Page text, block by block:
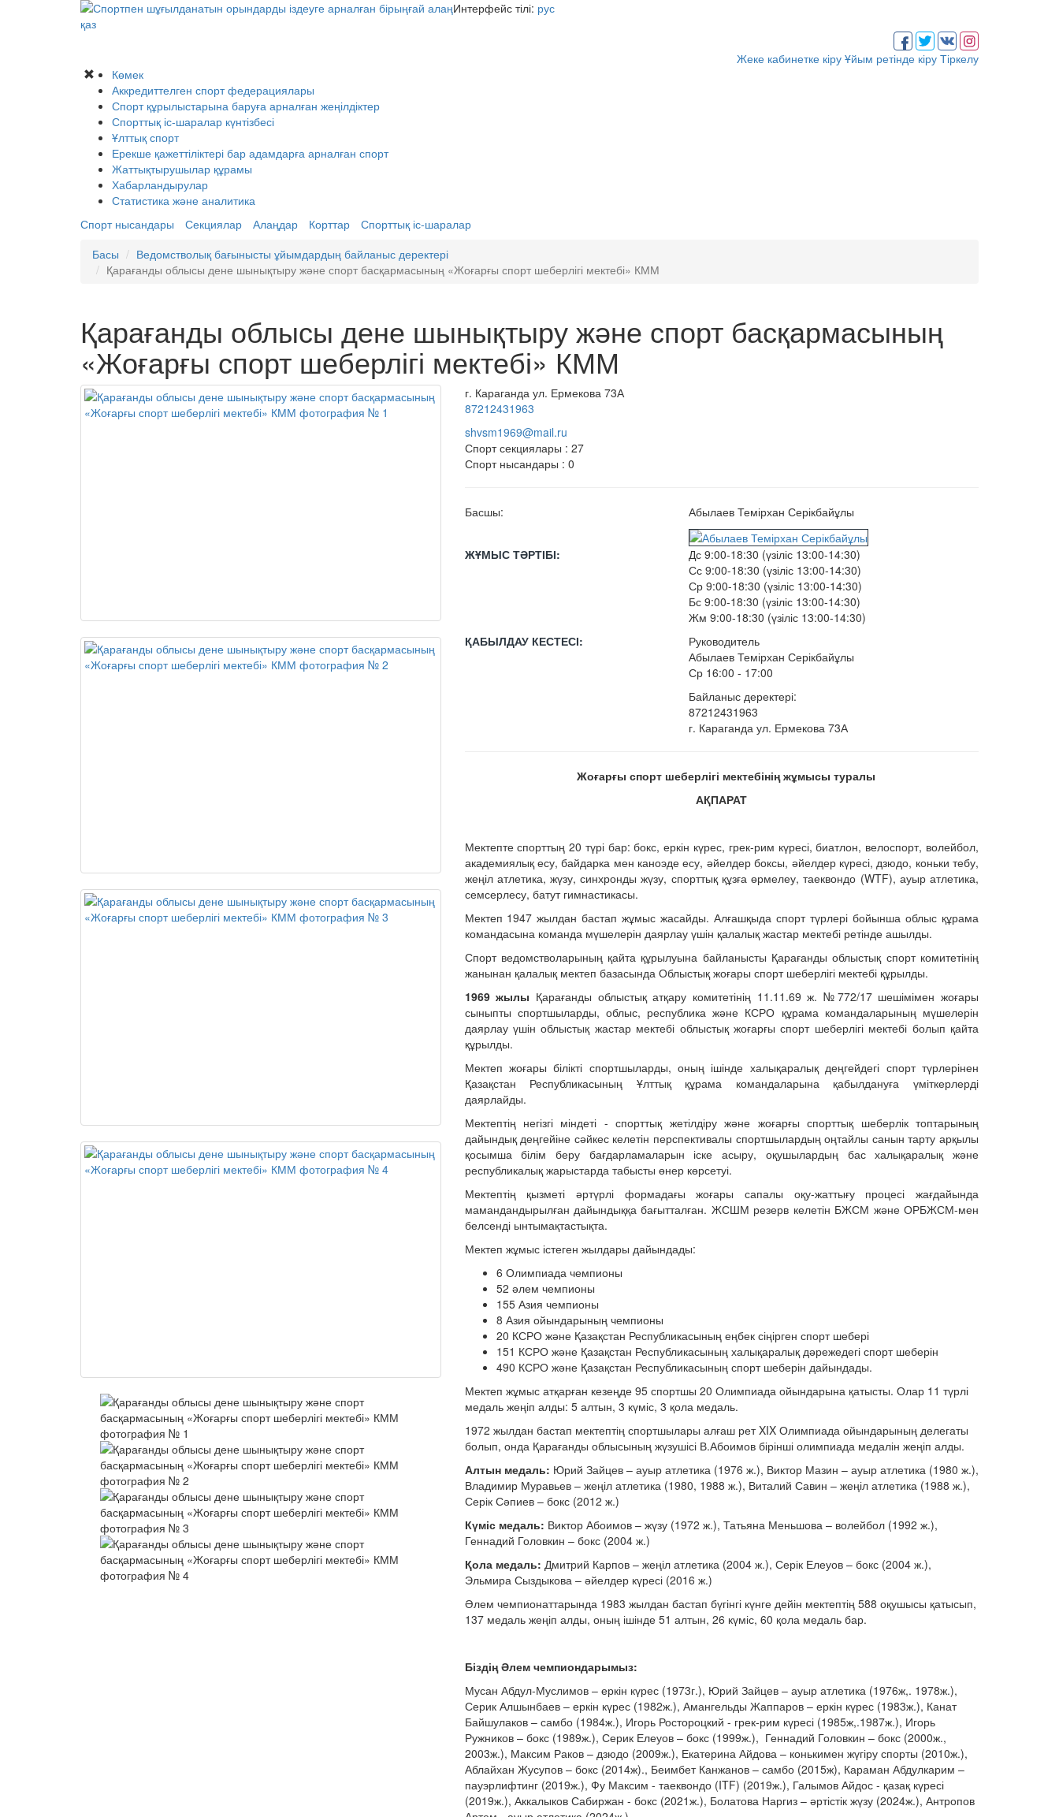
Интерфейс тілі: рус
қаз
Жеке кабинетке кіру Ұйым ретінде кіру Тіркелу
Көмек
Аккредиттелген спорт федерациялары
Спорт құрылыстарына баруға арналған жеңілдіктер
Спорттық іс-шаралар күнтізбесі
Ұлттық спорт
Ерекше қажеттіліктері бар адамдарға арналған спорт
Жаттықтырушылар құрамы
Хабарландырулар
Статистика және аналитика
Спорт нысандары
Секциялар Алаңдар Корттар
Спорттық іс-шаралар
Басы
Ведомстволық бағынысты ұйымдардың байланыс деректері
Қарағанды облысы дене шынықтыру және спорт басқармасының «Жоғарғы спорт шеберлігі мектебі» КММ
Қарағанды облысы дене шынықтыру және спорт басқармасының
«Жоғарғы спорт шеберлігі мектебі» КММ
г. Караганда ул. Ермекова 73А
87212431963
shvsm1969@mail.ru
Спорт секциялары : 27
Спорт нысандары : 0
Басшы: Абылаев Темірхан Серікбайұлы
ЖҰМЫС ТӘРТІБІ:
Дс 9:00-18:30 (үзіліс 13:00-14:30)
Сс 9:00-18:30 (үзіліс 13:00-14:30)
Ср 9:00-18:30 (үзіліс 13:00-14:30)
Бс 9:00-18:30 (үзіліс 13:00-14:30)
Жм 9:00-18:30 (үзіліс 13:00-14:30)
ҚАБЫЛДАУ КЕСТЕСІ:
Руководитель
Абылаев Темірхан Серікбайұлы
Ср 16:00 - 17:00
Байланыс деректері:
87212431963
г. Караганда ул. Ермекова 73А
Жоғарғы спорт шеберлігі мектебінің жұмысы туралы
АҚПАРАТ
Мектепте спорттың 20 түрі бар: бокс, еркін күрес, грек-рим күресі, биатлон, велоспорт, волейбол,
академиялық есу, байдарка мен каноэде есу, әйелдер боксы, әйелдер күресі, дзюдо, коньки тебу,
жеңіл атлетика, жүзу, синхронды жүзу, спорттық құзға өрмелеу, таеквондо (WTF), ауыр атлетика,
семсерлесу, батут гимнастикасы.
Мектеп 1947 жылдан бастап жұмыс жасайды. Алғашқыда спорт түрлері бойынша облыс құрама
командасына команда мүшелерін даярлау үшін қалалық жастар мектебі ретінде ашылды.
Спорт ведомстволарының қайта құрылуына байланысты Қарағанды облыстық спорт комитетінің
жанынан қалалық мектеп базасында Облыстық жоғары спорт шеберлігі мектебі құрылды.
1969 жылы Қарағанды облыстық атқару комитетінің 11.11.69 ж. №772/17 шешімімен жоғары
сыныпты спортшыларды, облыс, республика және КСРО құрама командаларының мүшелерін
даярлау үшін облыстық жастар мектебі облыстық жоғарғы спорт шеберлігі мектебі болып қайта
құрылды.
Мектеп жоғары білікті спортшыларды, оның ішінде халықаралық деңгейдегі спорт түрлерінен
Қазақстан Республикасының Ұлттық құрама командаларына қабылдануға үміткерлерді
даярлайды.
Мектептің негізгі міндеті - спорттық жетілдіру және жоғарғы спорттық шеберлік топтарының
дайындық деңгейіне сәйкес келетін перспективалы спортшылардың оңтайлы санын тарту арқылы
қосымша білім беру бағдарламаларын іске асыру, оқушылардың бас халықаралық және
республикалық жарыстарда табысты өнер көрсетуі.
Мектептің қызметі әртүрлі формадағы жоғары сапалы оқу-жаттығу процесі жағдайында
мамандандырылған дайындыққа бағытталған. ЖСШМ резерв келетін БЖСМ және ОРБЖСМ-мен
белсенді ынтымақтастықта.
Мектеп жұмыс істеген жылдары дайындады:
6 Олимпиада чемпионы
52 әлем чемпионы
155 Азия чемпионы
8 Азия ойындарының чемпионы
20 КСРО және Қазақстан Республикасының еңбек сіңірген спорт шебері
151 КСРО және Қазақстан Республикасының халықаралық дәрежедегі спорт шеберін
490 КСРО және Қазақстан Республикасының спорт шеберін дайындады.
Мектеп жұмыс атқарған кезеңде 95 спортшы 20 Олимпиада ойындарына қатысты. Олар 11 түрлі
медаль жеңіп алды: 5 алтын, 3 күміс, 3 қола медаль.
1972 жылдан бастап мектептің спортшылары алғаш рет XIX Олимпиада ойындарының делегаты
болып, онда Қарағанды облысының жүзушісі В.Абоимов бірінші олимпиада медалін жеңіп алды.
Алтын медаль: Юрий Зайцев – ауыр атлетика (1976 ж.), Виктор Мазин – ауыр атлетика (1980 ж.),
Владимир Муравьев – жеңіл атлетика (1980, 1988 ж.), Виталий Савин – жеңіл атлетика (1988 ж.),
Серік Сәпиев – бокс (2012 ж.)
Күміс медаль: Виктор Абоимов – жүзу (1972 ж.), Татьяна Меньшова – волейбол (1992 ж.),
Геннадий Головкин – бокс (2004 ж.)
Қола медаль: Дмитрий Карпов – жеңіл атлетика (2004 ж.), Серік Елеуов – бокс (2004 ж.),
Эльмира Сыздыкова – әйелдер күресі (2016 ж.)
Әлем чемпионаттарында 1983 жылдан бастап бүгінгі күнге дейін мектептің 588 оқушысы қатысып,
137 медаль жеңіп алды, оның ішінде 51 алтын, 26 күміс, 60 қола медаль бар.
Біздің Әлем чемпиондарымыз:
Мусан Абдул-Муслимов – еркін күрес (1973г.), Юрий Зайцев – ауыр атлетика (1976ж,. 1978ж.),
Серик Алшынбаев – еркін күрес (1982ж.), Амангельды Жаппаров – еркін күрес (1983ж.), Канат
Байшулаков – самбо (1984ж.), Игорь Ростороцкий - грек-рим күресі (1985ж,.1987ж.), Игорь
Ружников – бокс (1989ж.), Серик Елеуов – бокс (1999ж.), Геннадий Головкин – бокс (2000ж.,
2003ж.), Максим Раков – дзюдо (2009ж.), Екатерина Айдова – конькимен жүгіру спорты (2010ж.),
Аблайхан Жусупов – бокс (2014ж)., Беимбет Канжанов – самбо (2015ж), Караман Абдулкарим –
пауэрлифтинг (2019ж.), Фу Максим - таеквондо (ITF) (2019ж.), Галымов Айдос - қазақ күресі
(2019ж.), Аккалыков Сабиржан - бокс (2021ж.), Болатова Наргиз – әртістік жүзу (2024ж.), Антропов